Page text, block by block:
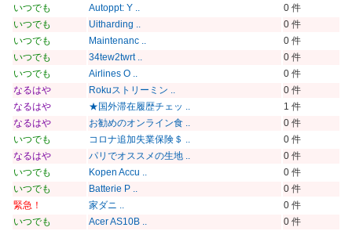
いつでも
Autoppt: Y ..
0 件
いつでも
Uitharding ..
0 件
いつでも
Maintenanc ..
0 件
いつでも
34tew2twrt ..
0 件
いつでも
Airlines O ..
0 件
なるはや
Rokuストリーミン ..
0 件
なるはや
★国外滞在履歴チェッ ..
1 件
なるはや
お勧めのオンライン食 ..
0 件
いつでも
コロナ追加失業保険＄ ..
0 件
なるはや
パリでオススメの生地 ..
0 件
いつでも
Kopen Accu ..
0 件
いつでも
Batterie P ..
0 件
緊急！
家ダニ ..
0 件
いつでも
Acer AS10B ..
0 件